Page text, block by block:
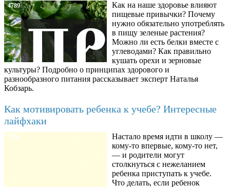
4789
Как на наше здоровье влияют
пищевые привычки? Почему
нужно обязательно употреблять
в пищу зеленые растения?
Можно ли есть белки вместе с
углеводами? Как правильно
кушать орехи и зерновые
культуры? Подробно о принципах здорового и
разнообразного питания рассказывает эксперт Наталья
Кобзарь.
Как мотивировать ребенка к учебе? Интересные
лайфхаки
8780
Настало время идти в школу —
кому-то впервые, кому-то нет,
— и родители могут
столкнуться с нежеланием
ребенка приступать к учебе.
Что делать, если ребенок